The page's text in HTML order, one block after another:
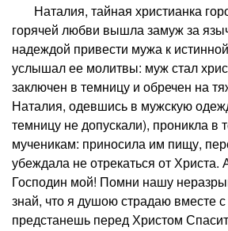
Наталия, тайная христианка
горячей любви вышла замуж за
надеждой привести мужа к
услышал ее молитвы: муж стал
заключен в темницу и обречен на
Наталия, одевшись в мужскую
темницу не допускали), проникла в
мученикам: приносила им пищу,
убеждала не отрекаться от Христа.
Господин мой! Помни нашу
знай, что я душою страдаю вместе с
предстанешь перед Христом